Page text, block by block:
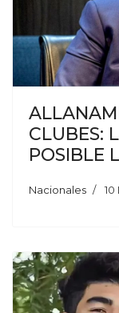
CLUBES:
POSIBLE
Nacionales